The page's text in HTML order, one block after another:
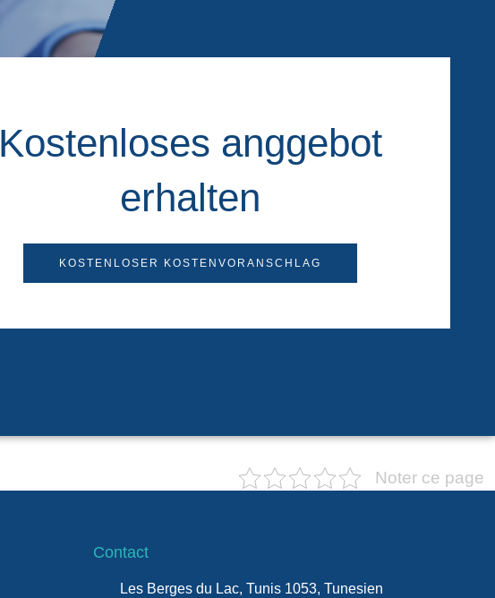
Kostenloses anggebot
erhalten
KOSTENLOSER KOSTENVORANSCHLAG
Noter ce page
Contact
Les Berges du Lac, Tunis 1053, Tunesien